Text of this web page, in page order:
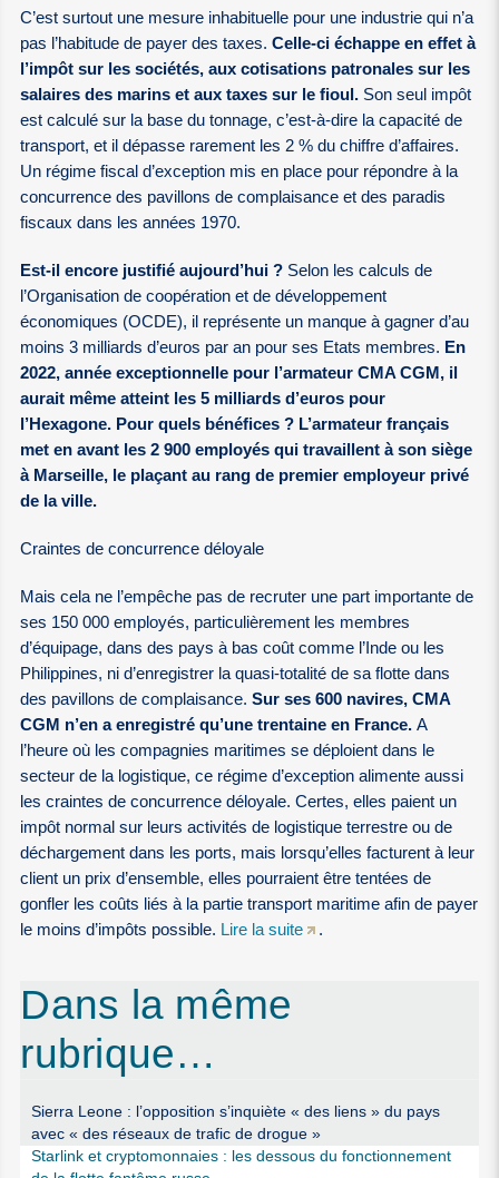
C’est surtout une mesure inhabituelle pour une industrie qui n’a
pas l’habitude de payer des taxes.Celle-ci échappe en effet à
l’impôt sur les sociétés, aux cotisations patronales sur les
salaires des marins et aux taxes sur le fioul. Son seul impôt
est calculé sur la base du tonnage, c’est-à-dire la capacité de
transport, et il dépasse rarement les 2 % du chiffre d’affaires.
Un régime fiscal d’exception mis en place pour répondre à la
concurrence des pavillons de complaisance et des paradis
fiscaux dans les années 1970.
Est-il encore justifié aujourd’hui ? Selon les calculs de
l’Organisation de coopération et de développement
économiques (OCDE), il représente un manque à gagner d’au
moins 3 milliards d’euros par an pour ses Etats membres. En
2022, année exceptionnelle pour l’armateur CMA CGM, il
aurait même atteint les 5 milliards d’euros pour
l’Hexagone. Pour quels bénéfices ? L’armateur français
met en avant les 2 900 employés qui travaillent à son siège
à Marseille, le plaçant au rang de premier employeur privé
de la ville.
Craintes de concurrence déloyale
Mais cela ne l’empêche pas de recruter une part importante de
ses 150 000 employés, particulièrement les membres
d’équipage, dans des pays à bas coût comme l’Inde ou les
Philippines, ni d’enregistrer la quasi-totalité de sa flotte dans
des pavillons de complaisance.Sur ses 600 navires, CMA
CGM n’en a enregistré qu’une trentaine en France.A
l’heure où les compagnies maritimes se déploient dans le
secteur de la logistique, ce régime d’exception alimente aussi
les craintes de concurrence déloyale. Certes, elles paient un
impôt normal sur leurs activités de logistique terrestre ou de
déchargement dans les ports, mais lorsqu’elles facturent à leur
client un prix d’ensemble, elles pourraient être tentées de
gonfler les coûts liés à la partie transport maritime afin de payer
le moins d’impôts possible. Lire la suite .
Dans la même
rubrique…
Sierra Leone : l’opposition s’inquiète « des liens » du pays
avec « des réseaux de trafic de drogue »
Starlink et cryptomonnaies : les dessous du fonctionnement